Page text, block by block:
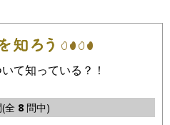
て知っている？！
(全 8問中)